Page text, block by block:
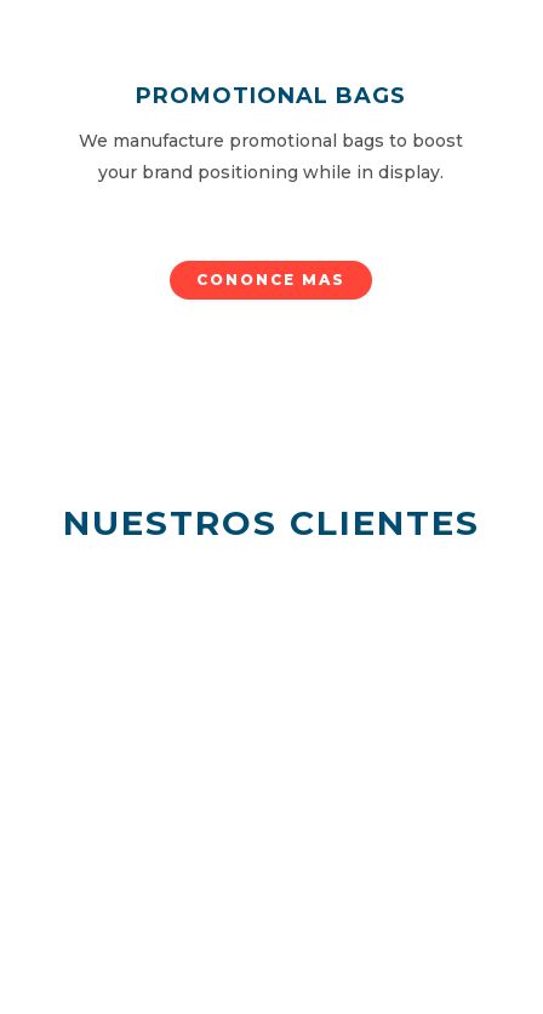
PROMOTIONAL BAGS
We manufacture promotional bags to boost
your brand positioning while in display.
CONONCE MAS
NUESTROS CLIENTES